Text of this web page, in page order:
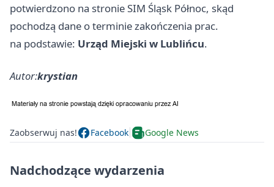
potwierdzono na stronie SIM Śląsk Północ, skąd
pochodzą dane o terminie zakończenia prac.
na podstawie: Urząd Miejski w Lublińcu.
Autor:krystian
Zaobserwuj nas! Facebook Google News
Nadchodzące wydarzenia